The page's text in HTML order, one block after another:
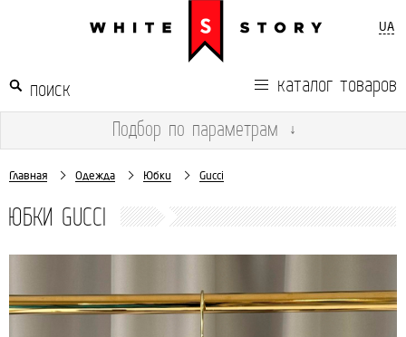
UA
каталог товаров
Подбор по параметрам ↓
Главная Одежда Юбки Gucci
ЮБКИ GUCCI